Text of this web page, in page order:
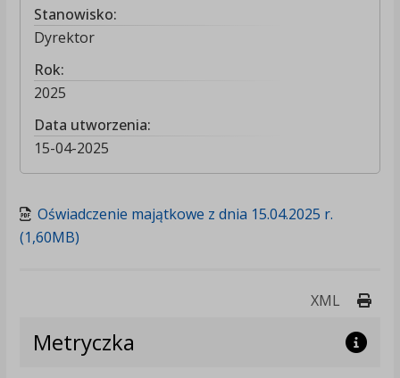
Stanowisko:
Dyrektor
Rok:
2025
Data utworzenia:
15-04-2025
Oświadczenie majątkowe z dnia 15.04.2025 r.
(1,60MB)
XML
Metryczka